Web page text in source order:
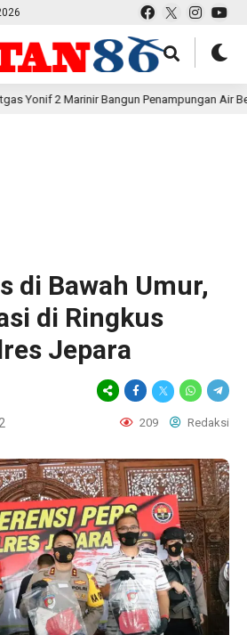
Marinir Bangun Penampungan Air Bersama
di Bawah Umur,
di Ringkus
Jepara
209 Redaksi